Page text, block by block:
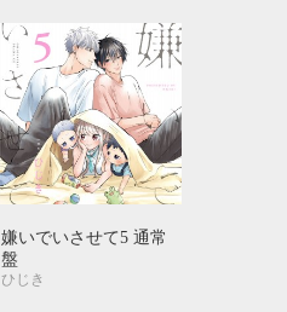
嫌いでいさせて5 通常
盤
ひじき